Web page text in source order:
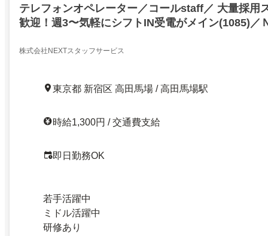
テレフォンオペレーター／コールstaff／ 大量採用
歓迎！週3〜気軽にシフトIN受電がメイン(1085)／
株式会社NEXTスタッフサービス
東京都 新宿区 高田馬場 / 高田馬場駅
時給1,300円 / 交通費支給
即日勤務OK
若手活躍中
ミドル活躍中
研修あり